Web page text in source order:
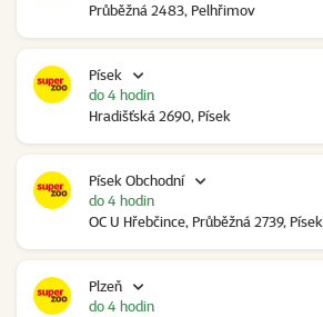
Průběžná 2483, Pelhřimov
Písek
Hradišťská 2690, Písek
do 4 hodin
Písek Obchodní
OC U Hřebčince, Průběžná 2739, Písek
do 4 hodin
Plzeň
do 4 hodin